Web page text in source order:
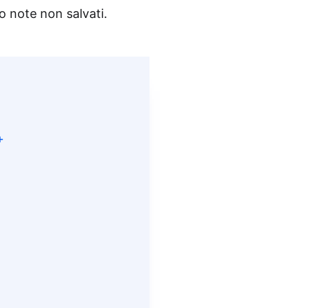
note non salvati.